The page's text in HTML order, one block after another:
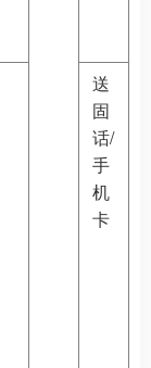
送
固
话/
手
机
卡